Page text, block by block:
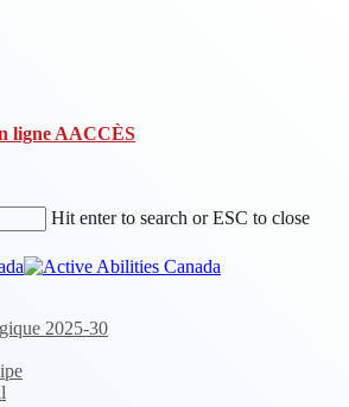
ligne AACCÈS
Hit enter to search or ESC to close
2025-30